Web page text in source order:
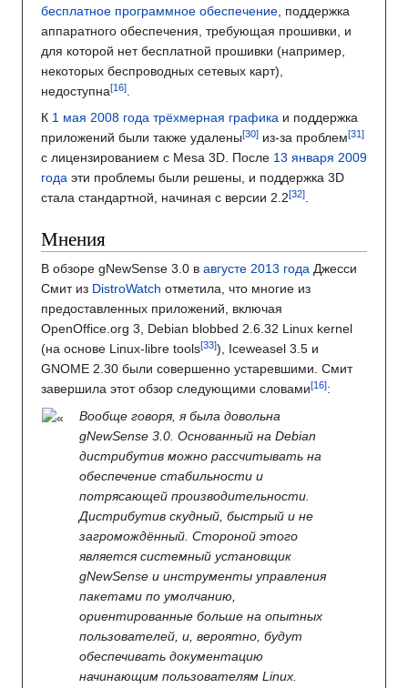
бесплатное программное обеспечение, поддержка
аппаратного обеспечения, требующая прошивки, и
для которой нет бесплатной прошивки (например,
некоторых беспроводных сетевых карт),
недоступна
.
К 1 мая 2008 года трёхмерная графика и поддержка
приложений были также удалены
из-за проблем
с лицензированием с Mesa 3D. После 13 января 2009
года эти проблемы были решены, и поддержка 3D
стала стандартной, начиная с версии 2.2
.
Мнения
В обзоре gNewSense 3.0 в августе 2013 года Джесси
Смит из DistroWatch отметила, что многие из
предоставленных приложений, включая
OpenOffice.org 3, Debian blobbed 2.6.32 Linux kernel
(на основе Linux-libre tools
), Iceweasel 3.5 и
GNOME 2.30 были совершенно устаревшими. Смит
завершила этот обзор следующими словами
:
Вообще говоря, я была довольна
gNewSense 3.0. Основанный на Debian
дистрибутив можно рассчитывать на
обеспечение стабильности и
потрясающей производительности.
Дистрибутив скудный, быстрый и не
загромождённый. Стороной этого
является системный установщик
gNewSense и инструменты управления
пакетами по умолчанию,
ориентированные больше на опытных
пользователей, и, вероятно, будут
обеспечивать документацию
начинающим пользователям Linux.